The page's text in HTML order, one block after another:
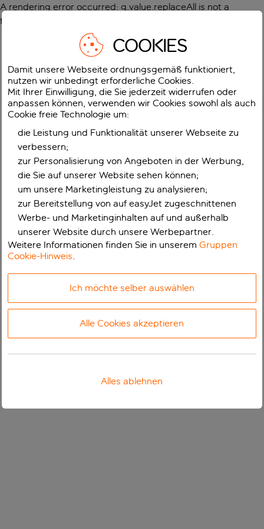
A rendering error occurred: g.value.replaceAll is not a
function
COOKIES
Damit unsere Webseite ordnungsgemäß funktioniert,
nutzen wir unbedingt erforderliche Cookies.
Mit Ihrer Einwilligung, die Sie jederzeit widerrufen oder
anpassen können, verwenden wir Cookies sowohl als auch
Cookie freie Technologie um:
die Leistung und Funktionalität unserer Webseite zu
verbessern;
zur Personalisierung von Angeboten in der Werbung,
die Sie auf unserer Website sehen können;
um unsere Marketingleistung zu analysieren;
zur Bereitstellung von auf easyJet zugeschnittenen
Werbe- und Marketinginhalten auf und außerhalb
unserer Website durch unsere Werbepartner.
Weitere Informationen finden Sie in unseremGruppen
Cookie-Hinweis.
Ich möchte selber auswählen
Alle Cookies akzeptieren
Alles ablehnen